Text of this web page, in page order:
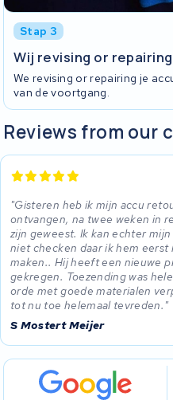
Stap 3
Wij revising or
We revising or repairing je
van de voortgang.
Reviews from our
Gisteren heb ik mijn accu
ontvangen, na twee weken in
zijn geweest. Ik kan echter
niet checken daar ik hem eerst
maken.. Hij heeft een nieuwe
gekregen. Toezending was
orde met goede materialen
tot nu toe helemaal tevreden.
S Mostert Meijer